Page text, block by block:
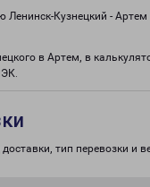
Кузнецкий -
в Артем, в
тип перевозки и